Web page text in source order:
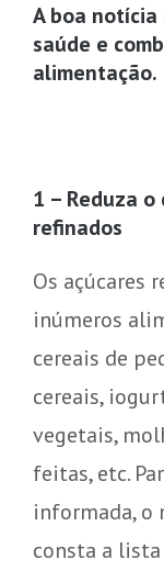
A boa
saúde e
alimentação.
1 – Reduza
refinados
Os açúcares
inúmeros
cereais de
cereais,
vegetais,
feitas, etc.
informada, o
consta a